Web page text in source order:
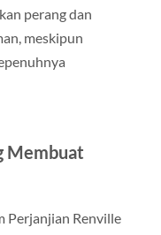
perang dan
meskipun
Membuat
Perjanjian Renville